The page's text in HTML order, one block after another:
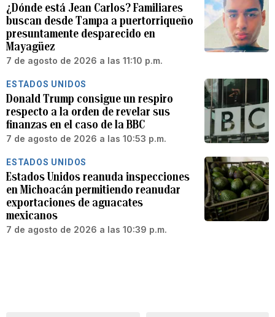
¿Dónde está Jean Carlos? Familiares
buscan desde Tampa a puertorriqueño
presuntamente desparecido en
Mayagüez
7 de agosto de 2026 a las 11:10 p.m.
ESTADOS UNIDOS
Donald Trump consigue un respiro
respecto a la orden de revelar sus
finanzas en el caso de la BBC
7 de agosto de 2026 a las 10:53 p.m.
ESTADOS UNIDOS
Estados Unidos reanuda inspecciones
en Michoacán permitiendo reanudar
exportaciones de aguacates
mexicanos
7 de agosto de 2026 a las 10:39 p.m.